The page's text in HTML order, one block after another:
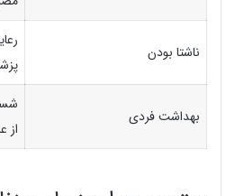
ناشتا بودن
بهداشت فردی
از